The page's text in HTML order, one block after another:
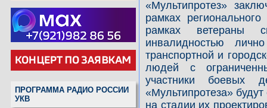
ПРОГРАММА РАДИО РОССИИ
УКВ
«Мультипротез»
рамках
рамках ветераны
инвалидностью
транспортной и
людей с
участники боевых
«Мультипротеза»
на стадии их